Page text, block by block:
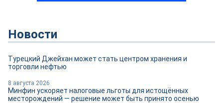
Новости
Турецкий Джейхан может стать центром хранения и
торговли нефтью
8 августа 2026
Минфин ускоряет налоговые льготы для истощённых
месторождений — решение может быть принято осенью